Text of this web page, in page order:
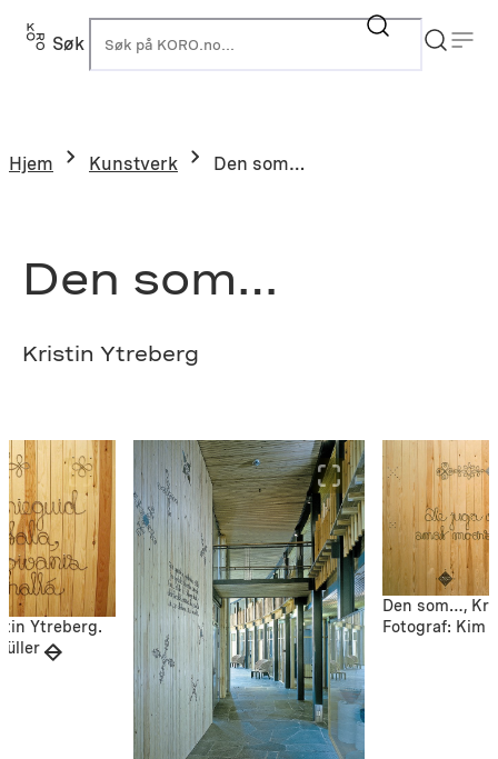
Hopp
Søk
Hjem Kunstverk Den som…
Den som…
Kristin Ytreberg
Ytreberg.
Den som…,
Fotograf: Kim